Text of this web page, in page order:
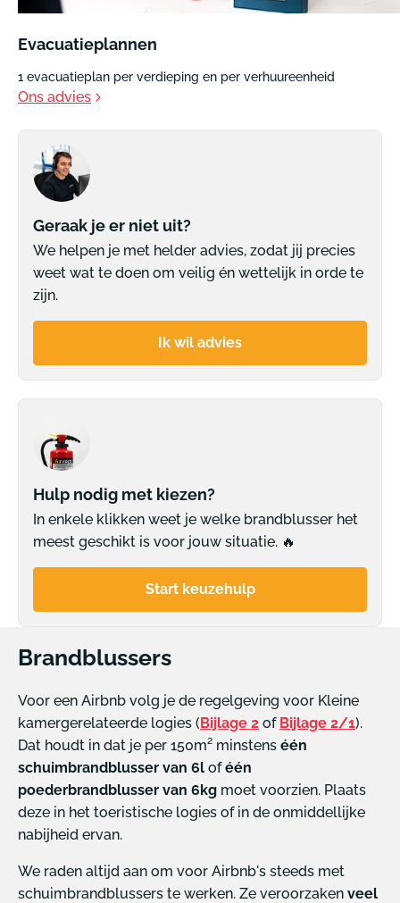
Evacuatieplannen
1 evacuatieplan per verdieping en per verhuureenheid
Ons advies
Geraak je er niet uit?
We helpen je met helder advies, zodat jij precies
weet wat te doen om veilig én wettelijk in orde te
zijn.
Ik wil advies
Hulp nodig met kiezen?
In enkele klikken weet je welke brandblusser het
meest geschikt is voor jouw situatie. 🔥
Start keuzehulp
Brandblussers
Voor een Airbnb volg je de regelgeving voor Kleine
kamergerelateerde logies (Bijlage 2 of Bijlage 2/1).
Dat houdt in dat je per 150m² minstens één
schuimbrandblusser van 6l oféén
poederbrandblusser van 6kg moet voorzien. Plaats
deze in het toeristische logies of in de onmiddellijke
nabijheid ervan.
We raden altijd aan om voor Airbnb's steeds met
schuimbrandblussers te werken. Ze veroorzaken veel